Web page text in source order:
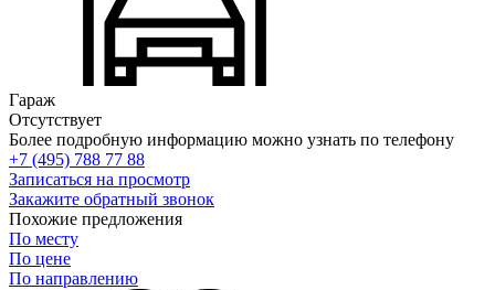
Гараж
Отсутствует
Более подробную информацию можно узнать по телефону
+7 (495) 788 77 88
Записаться на просмотр
Закажите обратный звонок
Похожие предложения
По месту
По цене
По направлению